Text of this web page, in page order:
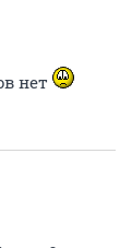
нет